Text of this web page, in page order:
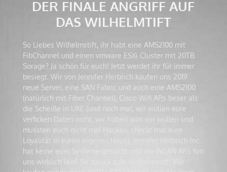
DER FINALE ANGRIFF AUF
DAS WILHELMTIFT
So Liebes Wilhelmstift, ihr habt eine AMS2100 mit
FibChannel und einen vmware ESXi Cluster mit 20TB
Sorage? Ja schön für euch! Jetzt werdet ihr für immer
besiegt. Wir von Jennifer Herbrich kaufen uns 2019
neue Server, eine SAN Fabric und auch eine AMS2100
(natürlich mit Fiber Channel), Cisco Wifi AP,s beser als
die Scheiße in UKE (und noch mal, wir wollen eure
verficken Daten nicht, wir haben was wir wollen und
mussten euch nicht mal Hacken, checkt mal eure
Loyalität in euren eigenen Haus), Jennifer Herbrich Inc.
hat keine euer Systeme gehackt und die WLAN AP,s tun
uns wirklich leid! So zurück zum Wilhelmstift! Wir